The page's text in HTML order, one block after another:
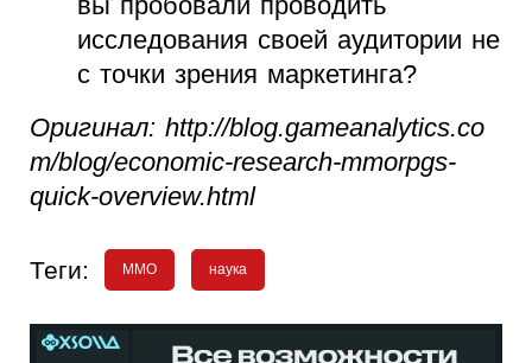
исследования своей аудитории не
с точки зрения маркетинга?
Оригинал: http://blog.gameanalytics.co
m/blog/economic-research-mmorpgs-
quick-overview.html
Теги: MMO наука